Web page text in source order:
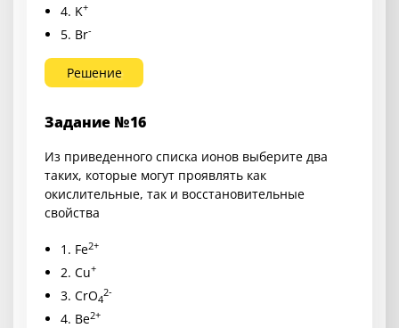
4. K+
5. Br-
Решение
Задание №16
Из приведенного списка ионов выберите два
таких, которые могут проявлять как
окислительные, так и восстановительные
свойства
1. Fe2+
2. Cu+
3. CrO4
2-
4. Be2+